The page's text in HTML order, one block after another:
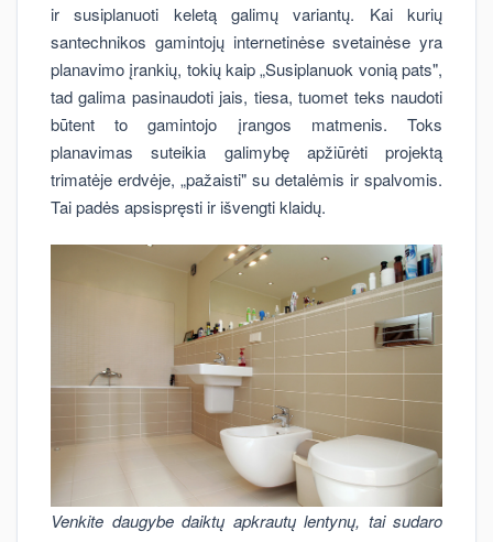
ir susiplanuoti keletą galimų variantų. Kai kurių
santechnikos gamintojų internetinėse svetainėse yra
planavimo įrankių, tokių kaip „Susiplanuok vonią pats",
tad galima pasinaudoti jais, tiesa, tuomet teks naudoti
būtent to gamintojo įrangos matmenis. Toks
planavimas suteikia galimybę apžiūrėti projektą
trimatėje erdvėje, „pažaisti" su detalėmis ir spalvomis.
Tai padės apsispręsti ir išvengti klaidų.
Venkite daugybe daiktų apkrautų lentynų, tai sudaro